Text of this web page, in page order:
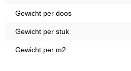
Gewicht per doos
Gewicht per stuk
Gewicht per m2